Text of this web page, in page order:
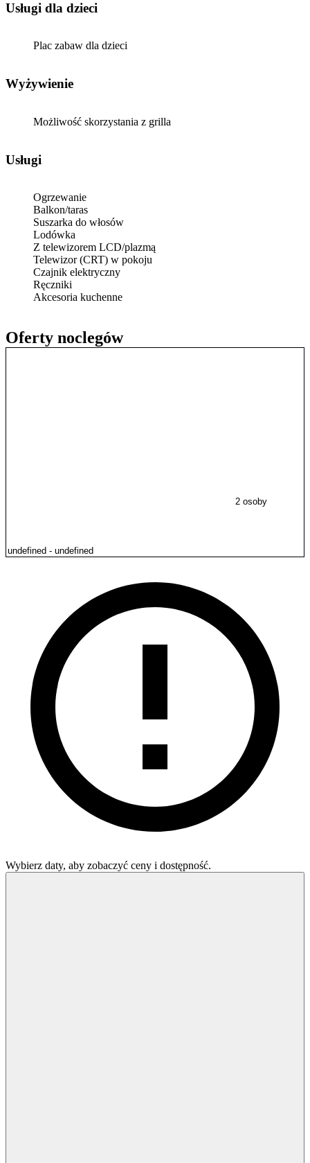
Oferty noclegów
2 osoby
Wybierz daty, aby zobaczyć ceny i dostępność.
usługi dla dzieci
Plac zabaw dla dzieci
Wyżywienie
Możliwość skorzystania z grilla
Usługi
Ogrzewanie
Balkon/taras
Suszarka do włosów
Lodówka
Z telewizorem LCD/plazmą
Telewizor (CRT) w pokoju
Czajnik elektryczny
Ręczniki
Akcesoria kuchenne